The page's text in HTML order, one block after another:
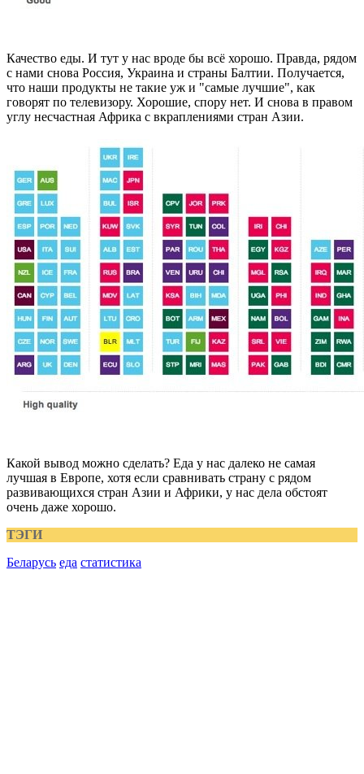
Качество еды. И тут у нас вроде бы всё хорошо. Правда, рядом
с нами снова Россия, Украина и страны Балтии. Получается,
что наши продукты не такие уж и "самые лучшие", как
говорят по телевизору. Хорошие, спору нет. И снова в правом
углу несчастная Африка с вкраплениями стран Азии.
Какой вывод можно сделать? Еда у нас далеко не самая
лучшая в Европе, хотя если сравнивать страну с рядом
развивающихся стран Азии и Африки, у нас дела обстоят
очень даже хорошо.
ТЭГИ
Беларусь еда статистика